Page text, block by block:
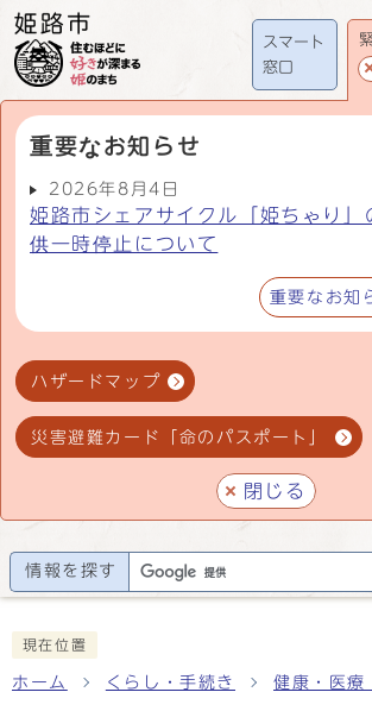
スマート
窓口
重要なお知らせ
2026年8月4日
姫路市シェアサイクル「姫ちゃり」
供一時停止について
重要なお知
ハザードマップ
災害避難カード「命のパスポート」
閉じる
情報を探す
現在位置
ホーム くらし・手続き 健康・医療